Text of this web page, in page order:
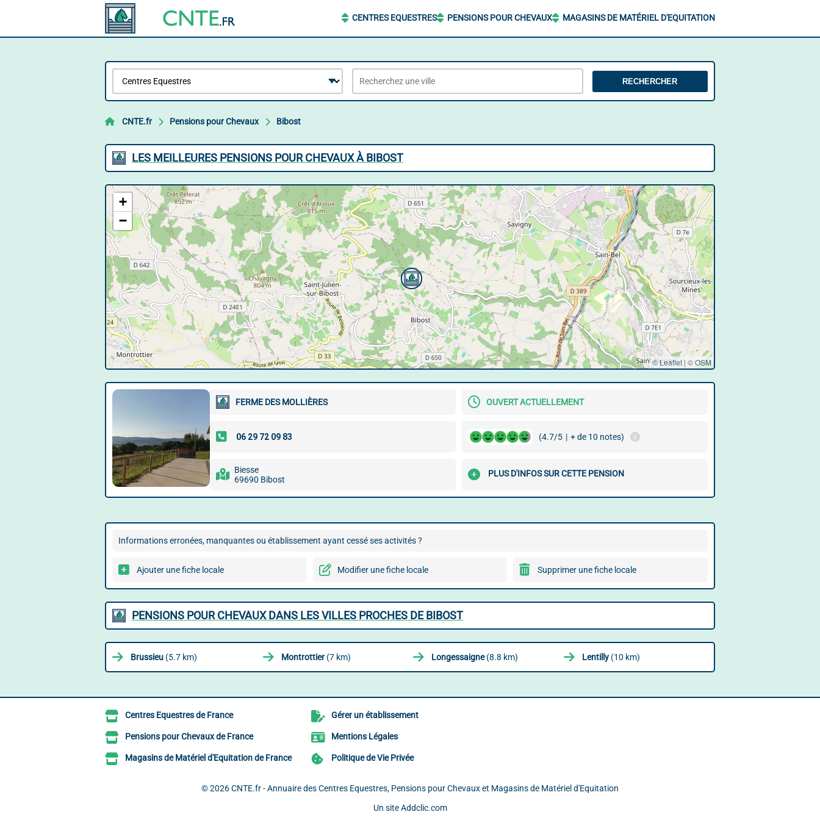
CENTRES EQUESTRES PENSIONS POUR CHEVAUX MAGASINS DE MATÉRIEL D'EQUITATION
RECHERCHER
CNTE.fr Pensions pour Chevaux Bibost
LES MEILLEURES PENSIONS POUR CHEVAUX À BIBOST
+
−
© Leaflet | ©OSM
FERME DES MOLLIÈRES OUVERT ACTUELLEMENT
(4.7/5 | + de 10 notes)
Biesse
69690 Bibost
PLUS D'INFOS SUR CETTE PENSION
Informations erronées, manquantes ou établissement ayant cessé ses activités ?
Ajouter une fiche locale Modifier une fiche locale Supprimer une fiche locale
PENSIONS POUR CHEVAUX DANS LES VILLES PROCHES DE BIBOST
Brussieu (5.7 km) Montrottier(7 km) Longessaigne(8.8 km) Lentilly(10 km)
Centres Equestres de France
Pensions pour Chevaux de France
Magasins de Matériel d'Equitation de France
Gérer un établissement
Mentions Légales
Politique de Vie Privée
© 2026CNTE.fr - Annuaire des Centres Equestres, Pensions pour Chevaux et Magasins de Matériel d'Equitation
Un site Addclic.com